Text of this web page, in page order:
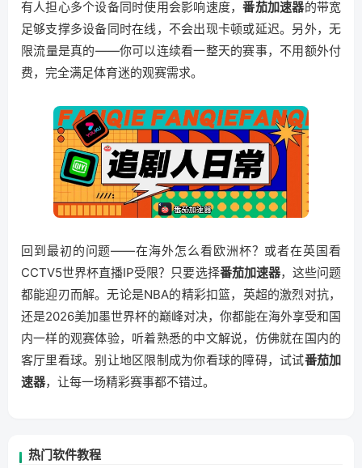
有人担心多个设备同时使用会影响速度，番茄加速器的带宽
足够支撑多设备同时在线，不会出现卡顿或延迟。另外，无
限流量是真的——你可以连续看一整天的赛事，不用额外付
费，完全满足体育迷的观赛需求。
回到最初的问题——在海外怎么看欧洲杯？或者在英国看
CCTV5世界杯直播IP受限？只要选择番茄加速器，这些问题
都能迎刃而解。无论是NBA的精彩扣篮，英超的激烈对抗，
还是2026美加墨世界杯的巅峰对决，你都能在海外享受和国
内一样的观赛体验，听着熟悉的中文解说，仿佛就在国内的
客厅里看球。别让地区限制成为你看球的障碍，试试番茄加
速器，让每一场精彩赛事都不错过。
热门软件教程